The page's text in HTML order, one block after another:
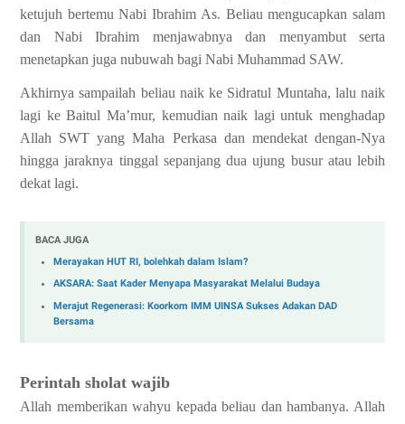
ketujuh bertemu Nabi Ibrahim As. Beliau mengucapkan salam
dan Nabi Ibrahim menjawabnya dan menyambut serta
menetapkan juga nubuwah bagi Nabi Muhammad SAW.
Akhirnya sampailah beliau naik ke Sidratul Muntaha, lalu naik
lagi ke Baitul Ma’mur, kemudian naik lagi untuk menghadap
Allah SWT yang Maha Perkasa dan mendekat dengan-Nya
hingga jaraknya tinggal sepanjang dua ujung busur atau lebih
dekat lagi.
BACA JUGA
Merayakan HUT RI, bolehkah dalam Islam?
AKSARA: Saat Kader Menyapa Masyarakat Melalui Budaya
Merajut Regenerasi: Koorkom IMM UINSA Sukses Adakan DAD
Bersama
Perintah sholat wajib
Allah memberikan wahyu kepada beliau dan hambanya. Allah